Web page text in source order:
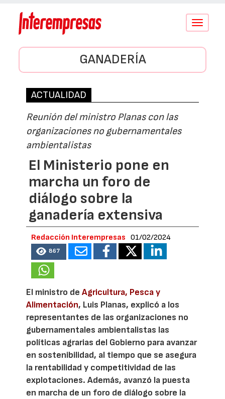
Conmutar
GANADERÍA
ACTUALIDAD
Reunión del ministro Planas con las
organizaciones no gubernamentales
ambientalistas
El Ministerio pone en
marcha un foro de
diálogo sobre la
ganadería extensiva
Redacción Interempresas 01/02/2024
867
El ministro deAgricultura, Pesca y
Alimentación, Luis Planas, explicó a los
representantes de las organizaciones no
gubernamentales ambientalistas las
políticas agrarias del Gobierno para avanzar
en sostenibilidad, al tiempo que se asegura
la rentabilidad y competitividad de las
explotaciones. Además, avanzó la puesta
en marcha de un foro de diálogo sobre la